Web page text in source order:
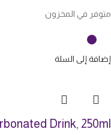
متوفر في المخزون
إضافة إلى السلة
Drink, 250ml